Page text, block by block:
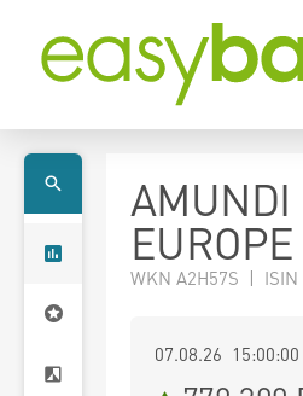
AMUNDI
WKN A2H57S |
07.08.26 15:00:00